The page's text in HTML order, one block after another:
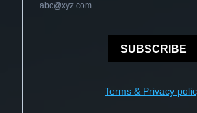
abc@xyz.com
SUBSCRIBE
Terms & Privacy